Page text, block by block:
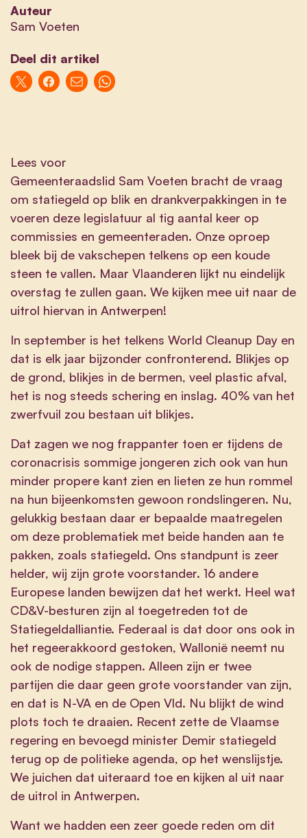
Auteur
Sam Voeten
Deel dit artikel
Lees voor
Gemeenteraadslid Sam Voeten bracht de vraag
om statiegeld op blik en drankverpakkingen in te
voeren deze legislatuur al tig aantal keer op
commissies en gemeenteraden. Onze oproep
bleek bij de vakschepen telkens op een koude
steen te vallen. Maar Vlaanderen lijkt nu eindelijk
overstag te zullen gaan. We kijken mee uit naar de
uitrol hiervan in Antwerpen!
In september is het telkens World Cleanup Day en
dat is elk jaar bijzonder confronterend. Blikjes op
de grond, blikjes in de bermen, veel plastic afval,
het is nog steeds schering en inslag. 40% van het
zwerfvuil zou bestaan uit blikjes.
Dat zagen we nog frappanter toen er tijdens de
coronacrisis sommige jongeren zich ook van hun
minder propere kant zien en lieten ze hun rommel
na hun bijeenkomsten gewoon rondslingeren. Nu,
gelukkig bestaan daar er bepaalde maatregelen
om deze problematiek met beide handen aan te
pakken, zoals statiegeld. Ons standpunt is zeer
helder, wij zijn grote voorstander. 16 andere
Europese landen bewijzen dat het werkt. Heel wat
CD&V-besturen zijn al toegetreden tot de
Statiegeldalliantie. Federaal is dat door ons ook in
het regeerakkoord gestoken, Wallonië neemt nu
ook de nodige stappen. Alleen zijn er twee
partijen die daar geen grote voorstander van zijn,
en dat is N-VA en de Open Vld. Nu blijkt de wind
plots toch te draaien. Recent zette de Vlaamse
regering en bevoegd minister Demir statiegeld
terug op de politieke agenda, op het wenslijstje.
We juichen dat uiteraard toe en kijken al uit naar
de uitrol in Antwerpen.
Want we hadden een zeer goede reden om dit